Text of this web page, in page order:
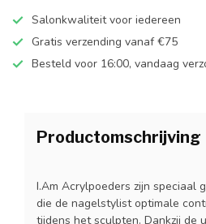
Salonkwaliteit voor iedereen
Gratis verzending vanaf €75
Besteld voor 16:00, vandaag
Productomschrijving
I.Am Acrylpoeders zijn speciaal
die de nagelstylist optimale
tijdens het sculpten. Dankzij de